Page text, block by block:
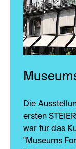
Die
ersten
war für das
"Museums